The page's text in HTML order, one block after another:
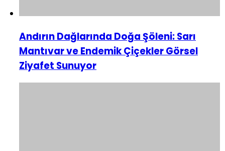
Andırın Dağlarında Doğa Şöleni: Sarı
Mantıvar ve Endemik Çiçekler Görsel
Ziyafet Sunuyor